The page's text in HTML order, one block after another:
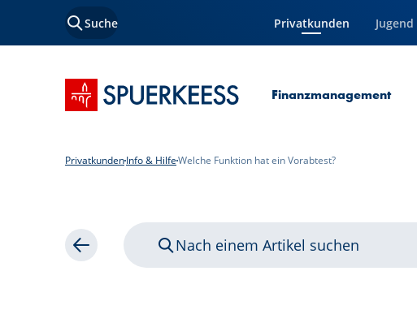
Suche Privatkunden
Aktuelle Seite Jugend
Startseite SPUERKEESS Finanzmanagement
PrivatkundenInfo & HilfeWelche Funktion hat ein Vorabtest?
Zurück Nach einem Artikel suchen